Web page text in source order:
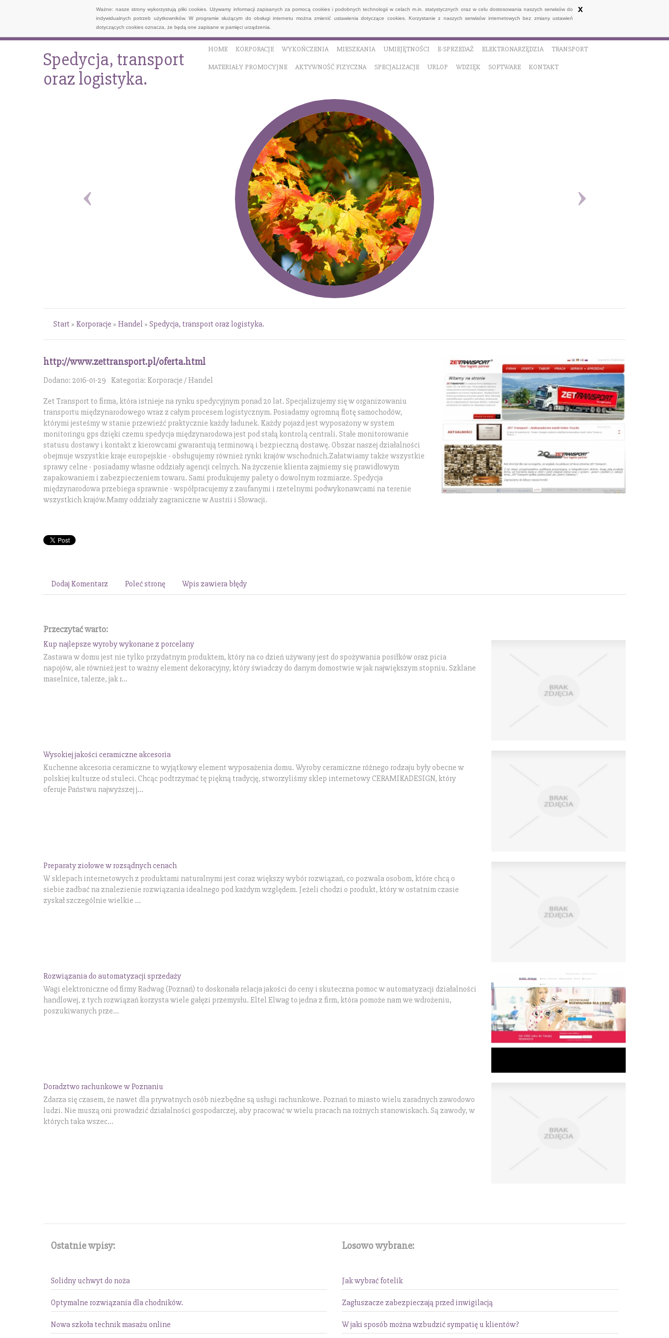
Ważne: nasze strony wykorzystują pliki cookies. Używamy informacji zapisanych za pomocą cookies i podobnych technologii w celach m.in. statystycznych oraz w celu dostosowania naszych serwisów do
indywidualnych potrzeb użytkowników. W programie służącym do obsługi internetu można zmienić ustawienia dotyczące cookies. Korzystanie z naszych serwisów internetowych bez zmiany ustawień
dotyczących cookies oznacza, że będą one zapisane w pamięci urządzenia.
x
HOME KORPORACJE WYKOŃCZENIA MIESZKANIA UMIEJĘTNOŚCI E-SPRZEDAŻ ELEKTRONARZĘDZIA TRANSPORT
MATERIAŁY PROMOCYJNE AKTYWNOŚĆ FIZYCZNA SPECJALIZACJE URLOP WDZIĘK SOFTWARE KONTAKT
Spedycja, transport
oraz logistyka.
Start » Korporacje » Handel » Spedycja, transport oraz logistyka.
http://www.zettransport.pl/oferta.html
Dodano: 2016-01-29 Kategoria: Korporacje / Handel
Zet Transport to firma, która istnieje na rynku spedycyjnym ponad 20 lat. Specjalizujemy się w organizowaniu
transportu międzynarodowego wraz z całym procesem logistycznym. Posiadamy ogromną flotę samochodów,
którymi jesteśmy w stanie przewieźć praktycznie każdy ładunek. Każdy pojazd jest wyposażony w system
monitoringu gps dzięki czemu spedycja międzynarodowa jest pod stałą kontrolą centrali. Stałe monitorowanie
statusu dostawy i kontakt z kierowcami gwarantują terminową i bezpieczną dostawę. Obszar naszej działalności
obejmuje wszystkie kraje europejskie - obsługujemy również rynki krajów wschodnich.Załatwiamy także wszystkie
sprawy celne - posiadamy własne oddziały agencji celnych. Na życzenie klienta zajmiemy się prawidłowym
zapakowaniem i zabezpieczeniem towaru. Sami produkujemy palety o dowolnym rozmiarze. Spedycja
międzynarodowa przebiega sprawnie - współpracujemy z zaufanymi i rzetelnymi podwykonawcami na terenie
wszystkich krajów.Mamy oddziały zagraniczne w Austrii i Słowacji.
Dodaj Komentarz Poleć stronę Wpis zawiera błędy
Przeczytać warto:
Kup najlepsze wyroby wykonane z porcelany
Zastawa w domu jest nie tylko przydatnym produktem, który na co dzień używany jest do spożywania posiłków oraz picia
napojów, ale również jest to ważny element dekoracyjny, który świadczy do danym domostwie w jak największym stopniu. Szklane
maselnice, talerze, jak r...
Wysokiej jakości ceramiczne akcesoria
Kuchenne akcesoria ceramiczne to wyjątkowy element wyposażenia domu. Wyroby ceramiczne różnego rodzaju były obecne w
polskiej kulturze od stuleci. Chcąc podtrzymać tę piękną tradycję, stworzyliśmy sklep internetowy CERAMIKADESIGN, który
oferuje Państwu najwyższej j...
Preparaty ziołowe w rozsądnych cenach
W sklepach internetowych z produktami naturalnymi jest coraz większy wybór rozwiązań, co pozwala osobom, które chcą o
siebie zadbać na znalezienie rozwiązania idealnego pod każdym względem. Jeżeli chodzi o produkt, który w ostatnim czasie
zyskał szczególnie wielkie ...
Rozwiązania do automatyzacji sprzedaży
Wagi elektroniczne od firmy Radwag (Poznań) to doskonała relacja jakości do ceny i skuteczna pomoc w automatyzacji działalności
handlowej, z tych rozwiązań korzysta wiele gałęzi przemysłu. Eltel Elwag to jedna z firm, która pomoże nam we wdrożeniu,
poszukiwanych prze...
Doradztwo rachunkowe w Poznaniu
Zdarza się czasem, że nawet dla prywatnych osób niezbędne są usługi rachunkowe. Poznań to miasto wielu zaradnych zawodowo
ludzi. Nie muszą oni prowadzić działalności gospodarczej, aby pracować w wielu pracach na rożnych stanowiskach. Są zawody, w
których taka wszec...
Ostatnie wpisy:
Solidny uchwyt do noża
Optymalne rozwiązania dla chodników.
Nowa szkoła technik masażu online
Losowo wybrane:
Jak wybrać fotelik
Zagłuszacze zabezpieczają przed inwigilacją
W jaki sposób można wzbudzić sympatię u klientów?